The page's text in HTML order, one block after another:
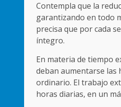
Contempla que la
garantizando en todo
precisa que por cada
íntegro.
En materia de tiempo
deban aumentarse las
ordinario. El trabajo
horas diarias, en un